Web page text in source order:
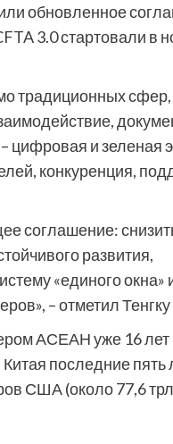
обновленное
3.0 стартовали в
традиционных
цифровая и зеленая
конкуренция,
соглашение:
развития,
«единого окна»
– отметил
АСЕАН уже 16
последние пять
США (около 77,6